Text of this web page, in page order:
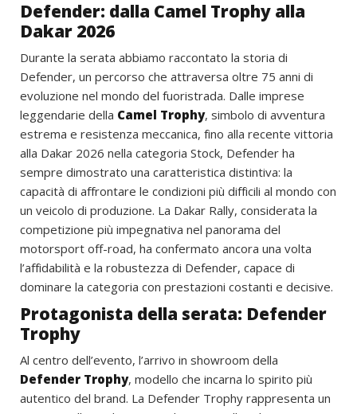
Defender: dalla Camel Trophy alla
Dakar 2026
Durante la serata abbiamo raccontato la storia di
Defender, un percorso che attraversa oltre 75 anni di
evoluzione nel mondo del fuoristrada. Dalle imprese
leggendarie della Camel Trophy, simbolo di avventura
estrema e resistenza meccanica, fino alla recente vittoria
alla Dakar 2026 nella categoria Stock, Defender ha
sempre dimostrato una caratteristica distintiva: la
capacità di affrontare le condizioni più difficili al mondo con
un veicolo di produzione. La Dakar Rally, considerata la
competizione più impegnativa nel panorama del
motorsport off-road, ha confermato ancora una volta
l’affidabilità e la robustezza di Defender, capace di
dominare la categoria con prestazioni costanti e decisive.
Protagonista della serata: Defender
Trophy
Al centro dell’evento, l’arrivo in showroom della
Defender Trophy, modello che incarna lo spirito più
autentico del brand. La Defender Trophy rappresenta un